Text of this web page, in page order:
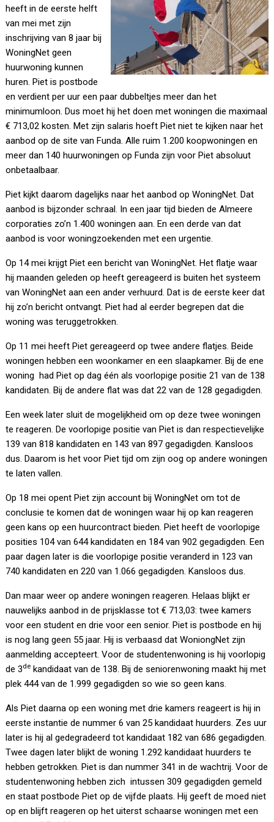
heeft in de eerste helft
van mei met zijn
inschrijving van 8 jaar bij
WoningNet geen
huurwoning kunnen
huren. Piet is postbode
en verdient per uur een paar dubbeltjes meer dan het
minimumloon. Dus moet hij het doen met woningen die maximaal
€ 713,02 kosten. Met zijn salaris hoeft Piet niet te kijken naar het
aanbod op de site van Funda. Alle ruim 1.200 koopwoningen en
meer dan 140 huurwoningen op Funda zijn voor Piet absoluut
onbetaalbaar.
Piet kijkt daarom dagelijks naar het aanbod op WoningNet. Dat
aanbod is bijzonder schraal. In een jaar tijd bieden de Almeere
corporaties zo’n 1.400 woningen aan. En een derde van dat
aanbod is voor woningzoekenden met een urgentie.
Op 14 mei krijgt Piet een bericht van WoningNet. Het flatje waar
hij maanden geleden op heeft gereageerd is buiten het systeem
van WoningNet aan een ander verhuurd. Dat is de eerste keer dat
hij zo’n bericht ontvangt. Piet had al eerder begrepen dat die
woning was teruggetrokken.
Op 11 mei heeft Piet gereageerd op twee andere flatjes. Beide
woningen hebben een woonkamer en een slaapkamer. Bij de ene
woning had Piet op dag één als voorlopige positie 21 van de 138
kandidaten. Bij de andere flat was dat 22 van de 128 gegadigden.
Een week later sluit de mogelijkheid om op deze twee woningen
te reageren. De voorlopige positie van Piet is dan respectievelijke
139 van 818 kandidaten en 143 van 897 gegadigden. Kansloos
dus. Daarom is het voor Piet tijd om zijn oog op andere woningen
te laten vallen.
Op 18 mei opent Piet zijn account bij WoningNet om tot de
conclusie te komen dat de woningen waar hij op kan reageren
geen kans op een huurcontract bieden. Piet heeft de voorlopige
posities 104 van 644 kandidaten en 184 van 902 gegadigden. Een
paar dagen later is die voorlopige positie veranderd in 123 van
740 kandidaten en 220 van 1.066 gegadigden. Kansloos dus.
Dan maar weer op andere woningen reageren. Helaas blijkt er
nauwelijks aanbod in de prijsklasse tot € 713,03: twee kamers
voor een student en drie voor een senior. Piet is postbode en hij
is nog lang geen 55 jaar. Hij is verbaasd dat WoniongNet zijn
aanmelding accepteert. Voor de studentenwoning is hij voorlopig
de 3de kandidaat van de 138. Bij de seniorenwoning maakt hij met
plek 444 van de 1.999 gegadigden so wie so geen kans.
Als Piet daarna op een woning met drie kamers reageert is hij in
eerste instantie de nummer 6 van 25 kandidaat huurders. Zes uur
later is hij al gedegradeerd tot kandidaat 182 van 686 gegadigden.
Twee dagen later blijkt de woning 1.292 kandidaat huurders te
hebben getrokken. Piet is dan nummer 341 in de wachtrij. Voor de
studentenwoning hebben zich intussen 309 gegadigden gemeld
en staat postbode Piet op de vijfde plaats. Hij geeft de moed niet
op en blijft reageren op het uiterst schaarse woningen met een